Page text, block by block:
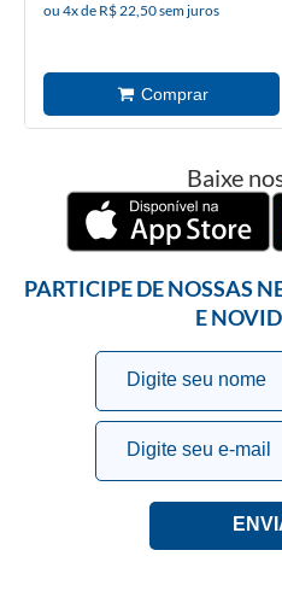
ou 4x de R$ 22,50 sem juros
Baixe
PARTICIPE DE NOSSAS
E